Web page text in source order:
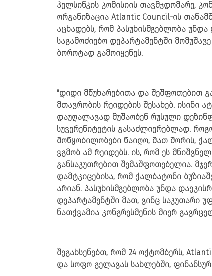
ჰელსინკის კომისიის თავმჯდომარე,
ორგანიზაცია Atlantic Council-ის
აცხადებს, რომ პასუხისმგებლობა
საგამოძიებო დეპარტამენტში
ბოროტად გამოიყენეს.
"დიდი მწუხარებითა და შეშფოთებით
მთავრობის რეიდების შესახებ. ისინი
დაუღალავად მუშაობენ რუსული
სუვერენიტეტის გასაძლიერებლად.
მოწყობილობები წაიღო, მათ შორის,
ვგმობ ამ რეიდებს. ის, რომ ეს
განსაკუთრებით შემაშფოთებელია.
დამტკიცებისა, რომ ქალბატონი
არიან. პასუხისმგებლობა უნდა
დეპარტამენტში მათ, ვინც საკუთარი
ნათქვამია კონგრესმენის მიერ
შეგახსენებთ, რომ 24 ოქტომბერს,
და სოფო გელავას სახლებში,